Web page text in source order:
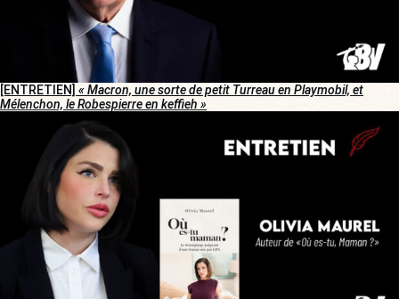
[ENTRETIEN] « Macron, une sorte de petit Turreau en Playmobil, et
Mélenchon, le Robespierre en keffieh »